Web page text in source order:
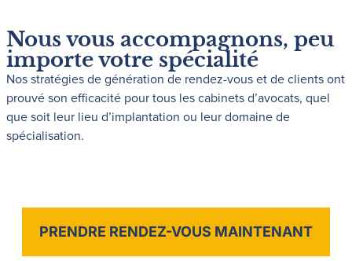
Nous vous accompagnons, peu
importe votre spécialité
Nos stratégies de génération de rendez-vous et de clients ont
prouvé son efficacité pour tous les cabinets d’avocats, quel
que soit leur lieu d’implantation ou leur domaine de
spécialisation.
PRENDRE RENDEZ-VOUS MAINTENANT